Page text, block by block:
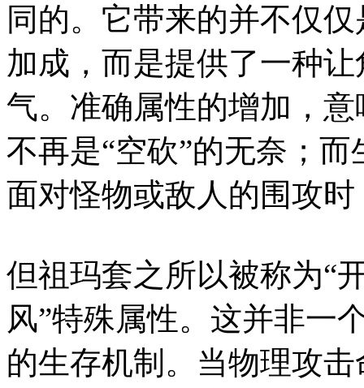
同的。它带来的并不仅
加成，而是提供了一种
气。准确属性的增加，
不再是“空砍”的无奈；
面对怪物或敌人的围攻
但祖玛套之所以被称为“
风”特殊属性。这并非一
的生存机制。当物理攻